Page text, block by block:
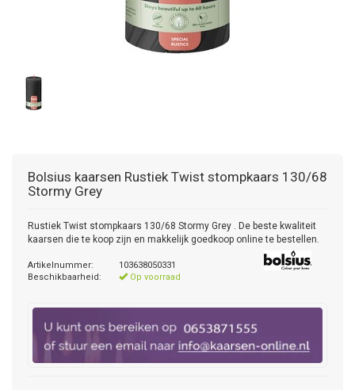
Bolsius kaarsen Rustiek Twist stompkaars 130/68
Stormy Grey
Rustiek Twist stompkaars 130/68 Stormy Grey . De beste kwaliteit
kaarsen die te koop zijn en makkelijk goedkoop online te bestellen.
Artikelnummer:
103638050331
Beschikbaarheid:
Op voorraad